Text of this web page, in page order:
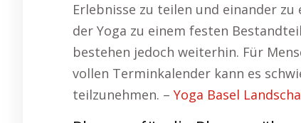
Erlebnisse zu teilen und einander
der Yoga zu einem festen
bestehen jedoch weiterhin. Für
vollen Terminkalender kann es
teilzunehmen. – Yoga Basel